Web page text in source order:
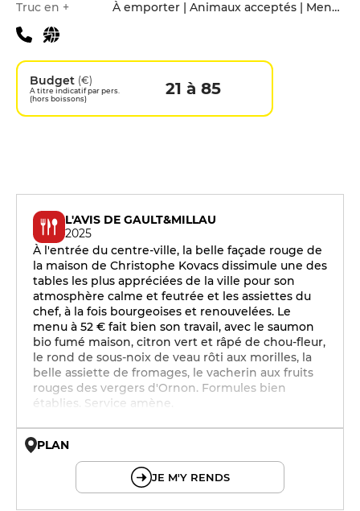
Truc en +
À emporter | Animaux acceptés | Menu enfants
Budget (€)
A titre indicatif par pers.
(hors boissons)
21 à 85
L'AVIS DE GAULT&MILLAU
2025
À l'entrée du centre-ville, la belle façade rouge de
la maison de Christophe Kovacs dissimule une des
tables les plus appréciées de la ville pour son
atmosphère calme et feutrée et les assiettes du
chef, à la fois bourgeoises et renouvelées. Le
menu à 52 € fait bien son travail, avec le saumon
bio fumé maison, citron vert et râpé de chou-fleur,
le rond de sous-noix de veau rôti aux morilles, la
belle assiette de fromages, le vacherin aux fruits
rouges des vergers d'Ornon. Formules bien
établies. Service amène.
PLAN
JE M'Y RENDS